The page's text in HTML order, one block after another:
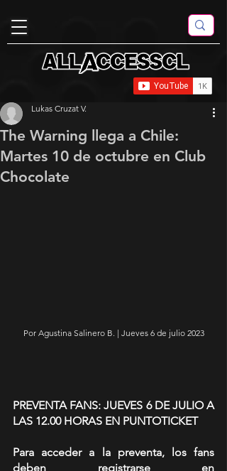
The Warning llega a Chile:
Martes 10 de octubre en Club
Chocolate
Lukas Cruzat V.
Por Agustina Salinero B. | Jueves 6 de julio 2023
PREVENTA FANS: JUEVES 6 DE JULIO A
LAS 12.00 HORAS EN PUNTOTICKET
Para acceder a la preventa, los fans
deben registrarse en